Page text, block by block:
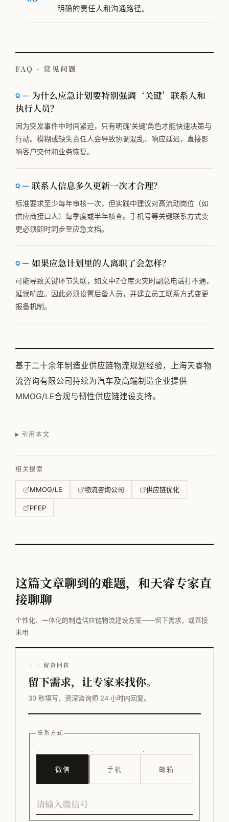
明确的责任人和沟通路径。
FAQ · 常见问题
为什么应急计划要特别强调‘关键’联系人和
执行人员？
因为突发事件中时间紧迫，只有明确‘关键’角色才能快速决策与
行动。模糊或缺失责任人会导致协调混乱、响应延迟，直接影
响客户交付和业务恢复。
联系人信息多久更新一次才合理？
标准要求至少每年审核一次，但实践中建议对高流动岗位（如
供应商接口人）每季度或半年核查。手机号等关键联系方式变
更必须即时同步至应急文档。
如果应急计划里的人离职了会怎样？
可能导致关键环节失联，如文中Z仓库火灾时副总电话打不通，
延误响应。因此必须设置后备人员，并建立员工联系方式变更
报备机制。
基于二十余年制造业供应链物流规划经验，上海天睿物
流咨询有限公司持续为汽车及高端制造企业提供
MMOG/LE合规与韧性供应链建设支持。
引用本文
相关搜索
MMOG/LE 物流咨询公司 供应链优化
PFEP
这篇文章聊到的难题，和天睿专家直
接聊聊
个性化、一体化的制造供应链物流建设方案——留下需求，或直接
来电
Ⅰ · 留资回拨
留下需求，让专家来找你。
30 秒填写，资深咨询师 24 小时内回复。
联系方式
微信 手机 邮箱